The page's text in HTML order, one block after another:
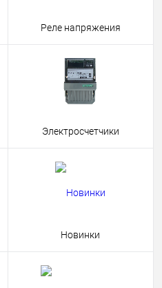
Реле напряжения
Электросчетчики
Новинки